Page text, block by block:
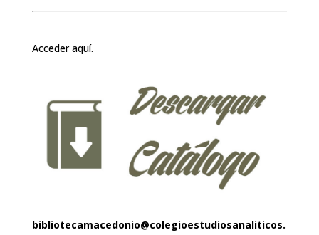
Acceder aquí.
bibliotecamacedonio@colegioestudiosanaliticos.